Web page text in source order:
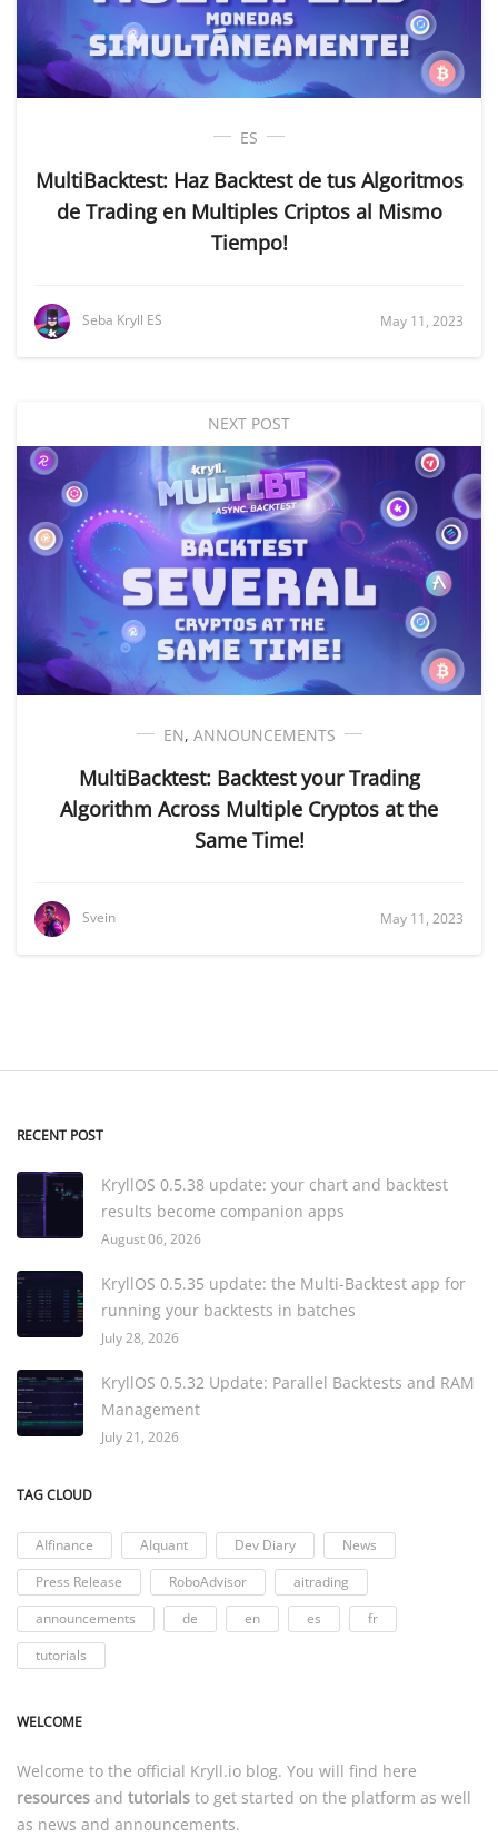
ES
MultiBacktest: Haz Backtest de tus Algoritmos
de Trading en Multiples Criptos al Mismo
Tiempo!
Seba Kryll ES May 11, 2023
NEXT POST
EN, ANNOUNCEMENTS
MultiBacktest: Backtest your Trading
Algorithm Across Multiple Cryptos at the
Same Time!
Svein May 11, 2023
RECENT POST
KryllOS 0.5.38 update: your chart and backtest
results become companion apps
August 06, 2026
KryllOS 0.5.35 update: the Multi-Backtest app for
running your backtests in batches
July 28, 2026
KryllOS 0.5.32 Update: Parallel Backtests and RAM
Management
July 21, 2026
TAG CLOUD
AIfinance AIquant Dev Diary
News
Press Release
RoboAdvisor
aitrading
announcements
de en es
fr
tutorials
WELCOME
Welcome to the official Kryll.io blog. You will find here
resources and tutorials to get started on the platform as well
as news and announcements.